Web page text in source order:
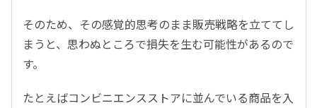
そのため、その感覚的思考のまま販売戦略を立ててし
まうと、思わぬところで損失を生む可能性があるので
す。
たとえばコンビニエンスストアに並んでいる商品を入